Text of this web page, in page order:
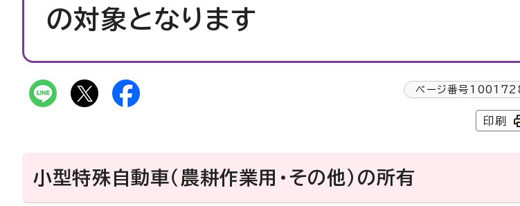
の対象となります
ページ番号
印刷
小型特殊自動車（農耕作業用・その他）の所有